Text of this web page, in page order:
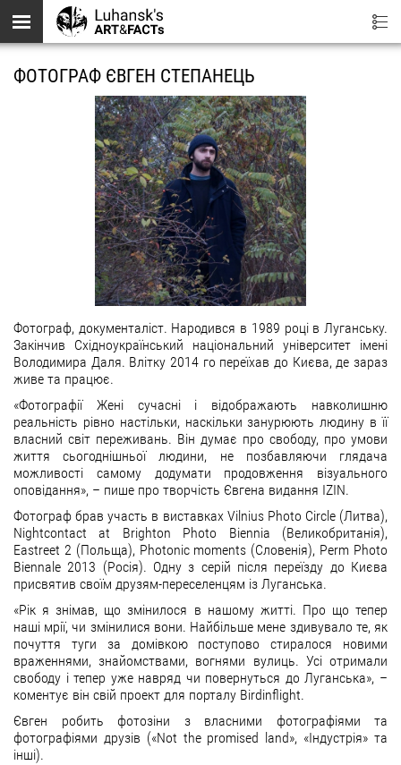
Перейти до основного вмісту
ФОТОГРАФ ЄВГЕН СТЕПАНЕЦЬ
Фотограф, документаліст. Народився в 1989 році в Луганську.
Закінчив Східноукраїнський національний університет імені
Володимира Даля. Влітку 2014 го переїхав до Києва, де зараз
живе та працює.
«Фотографії Жені сучасні і відображають навколишню
реальність рівно настільки, наскільки занурюють людину в її
власний світ переживань. Він думає про свободу, про умови
життя сьогоднішньої людини, не позбавляючи глядача
можливості самому додумати продовження візуального
оповідання», – пише про творчість Євгена видання IZIN.
Фотограф брав участь в виставках Vilnius Photo Circle (Литва),
Nightcontact at Brighton Photo Biennia (Великобританія),
Eastreet 2 (Польща), Photonic moments (Словенія), Perm Photo
Biennale 2013 (Росія). Одну з серій після переїзду до Києва
присвятив своїм друзям-переселенцям із Луганська.
«Рік я знімав, що змінилося в нашому житті. Про що тепер
наші мрії, чи змінилися вони. Найбільше мене здивувало те, як
почуття туги за домівкою поступово стиралося новими
враженнями, знайомствами, вогнями вулиць. Усі отримали
свободу і тепер уже навряд чи повернуться до Луганська», –
коментує він свій проект для порталу Birdinflight.
Євген робить фотозіни з власними фотографіями та
фотографіями друзів («Not the promised land», «Індустрія» та
інші).